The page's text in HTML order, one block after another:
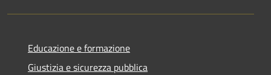
Educazione e formazione
Giustizia e sicurezza pubblica